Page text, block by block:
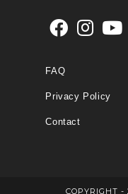
FAQ
Privacy Policy
Contact
COPYRIGHT -